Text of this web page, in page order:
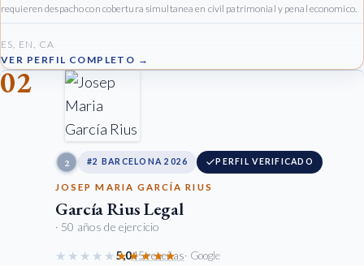
requieren despacho con cobertura simultanea en civil patrimonial y penal economico.
ES, EN, CA
VER PERFIL COMPLETO →
02
2 #2 BARCELONA 2026 PERFIL VERIFICADO
JOSEP MARIA GARCÍA RIUS
García Rius Legal
· 50 años de ejercicio
★★★★★★★★★★
5,045 reseñas· Google